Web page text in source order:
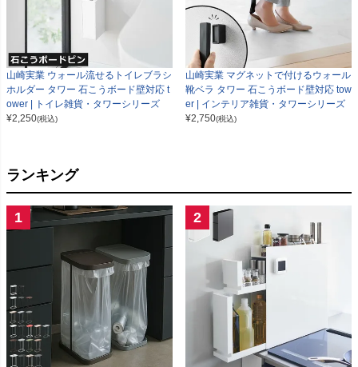
山崎実業 ウォール流せるトイレブラシ
ホルダー タワー 石こうボード壁対応 t
ower | トイレ雑貨・タワーシリーズ
¥2,250(税込)
山崎実業 マグネットで付けるウォール
靴ベラ タワー 石こうボード壁対応 tow
er | インテリア雑貨・タワーシリーズ
¥2,750(税込)
ランキング
1 2